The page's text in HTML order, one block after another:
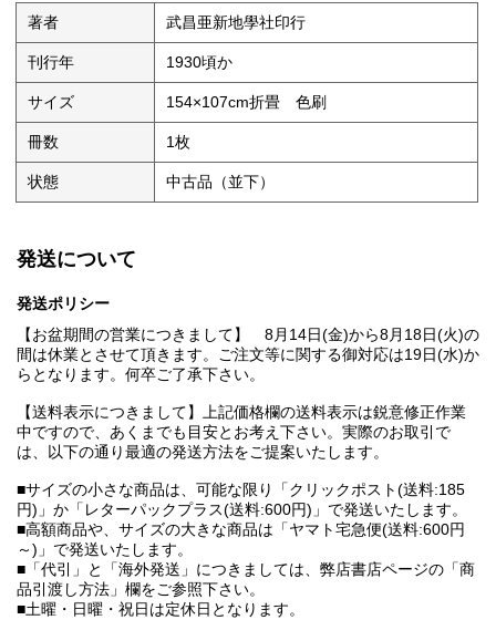
定地区を図示した五万分之一地図。また画面左上にも「漢口市西
刊年表記は無いが、上述の市区計画図では「夏口縣」が括弧で括
られ「漢口市」と訂正されており、実測詳図でも「武昌縣」「漢
陽縣」「漢口市」が併存している。国民政府により「夏口縣」が
廃止され、漢口特別市の漢陽市街が「漢陽縣」に編入された1930
年頃の刊行と推測される。
全体に経年少ヤケ有り。折目交差部に小孔疵有り。縁部には少々
著者 武昌亜新地學社印行
刊行年 1930頃か
サイズ 154×107cm折畳 色刷
冊数 1枚
状態 中古品（並下）
発送について
発送ポリシー
【お盆期間の営業につきまして】 8月14日(金)から8月18日(火)の
間は休業とさせて頂きます。ご注文等に関する御対応は19日(水)か
らとなります。何卒ご了承下さい。
【送料表示につきまして】上記価格欄の送料表示は鋭意修正作業
中ですので、あくまでも目安とお考え下さい。実際のお取引で
は、以下の通り最適の発送方法をご提案いたします。
■サイズの小さな商品は、可能な限り「クリックポスト(送料:185
円)」か「レターパックプラス(送料:600円)」で発送いたします。
■高額商品や、サイズの大きな商品は「ヤマト宅急便(送料:600円
～)」で発送いたします。
■「代引」と「海外発送」につきましては、弊店書店ページの「商
品引渡し方法」欄をご参照下さい。
■土曜・日曜・祝日は定休日となります。